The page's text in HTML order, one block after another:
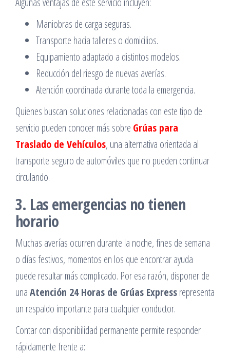
Maniobras de carga seguras.
Transporte hacia talleres o domicilios.
Equipamiento adaptado a distintos modelos.
Reducción del riesgo de nuevas averías.
Atención coordinada durante toda la emergencia.
Quienes buscan soluciones relacionadas con este tipo de
servicio pueden conocer más sobre Grúas para
Traslado de Vehículos, una alternativa orientada al
transporte seguro de automóviles que no pueden continuar
circulando.
3. Las emergencias no tienen
horario
Muchas averías ocurren durante la noche, fines de semana
o días festivos, momentos en los que encontrar ayuda
puede resultar más complicado. Por esa razón, disponer de
unaAtención 24 Horas de Grúas Expressrepresenta
un respaldo importante para cualquier conductor.
Contar con disponibilidad permanente permite responder
rápidamente frente a: